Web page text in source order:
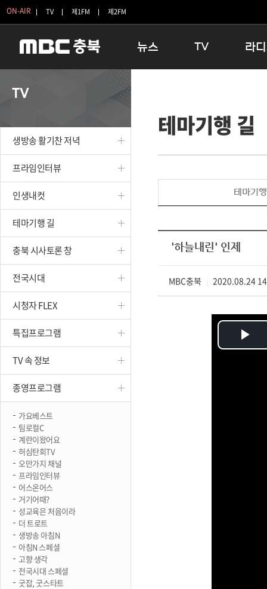
ON-AIR TV 제1FM 제2FM
뉴스
보은
옥천
TV
인생내컷
테마기행 길
시청자 FLEX
종영프로그램
라
16:00
우리 고
TV
생방송 활기찬 저녁
프라임인터뷰
인생내컷
테마기행 길
충북 시사토론 창
전국시대
시청자 FLEX
특집프로그램
TV 속 정보
종영프로그램
가요베스트
팀로컬C
계란이왔어요
허심탄회TV
오만가지 채널
프라임인터뷰
어스온어스
거기어때?
성교육은 처음이라
더 트로트
생방송 아침N
아침N 스페셜
고향 생각
전국시대 스페셜
굿잡, 굿스타트
테마기행 길
테마기
'하늘내린' 인제
MBC충북 2020.08.24